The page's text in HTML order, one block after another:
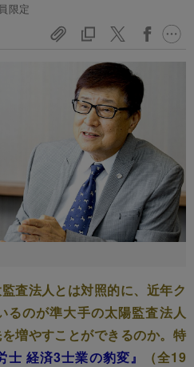
限定
査法人とは対照的に、近年ク
るのが準大手の太陽監査法人
増やすことができるのか。特
士 経済3士業の豹変』
（全19